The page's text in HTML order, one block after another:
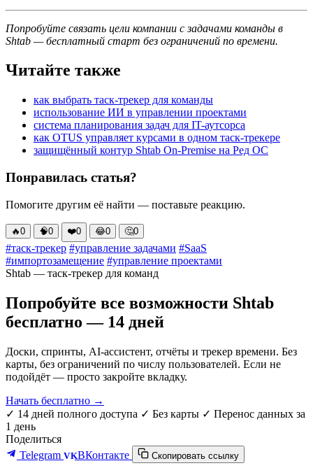
Попробуйте связать цели компании с задачами команды в
Shtab — бесплатный старт без ограничений по времени.
Читайте также
как выбрать таск-трекер для команды
использование ИИ в управлении проектами
система планирования задач для IT-аутсорса
как OTUS управляет курсами в одном таск-трекере
защищённый контур Shtab On-Premise на Ред ОС
Понравилась статья?
Помогите другим её найти — поставьте реакцию.
🔥0 🧠0 ❤️0 😂0 🤔0
#таск-трекер #управление задачами #SaaS
#импортозамещение #управление проектами
Shtab — таск-трекер для команд
Попробуйте все возможности Shtab
бесплатно — 14 дней
Доски, спринты, AI-ассистент, отчёты и трекер времени. Без
карты, без ограничений по числу пользователей. Если не
подойдёт — просто закройте вкладку.
Начать бесплатно →
✓ 14 дней полного доступа ✓ Без карты ✓ Перенос данных за
1 день
Поделиться
Telegram VKВКонтакте Скопировать ссылку